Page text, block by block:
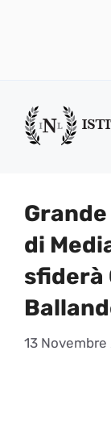
contenuto
di
sfiderà
13